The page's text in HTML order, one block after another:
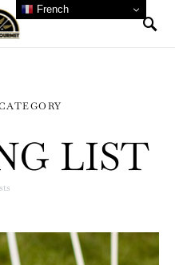
LIST
French